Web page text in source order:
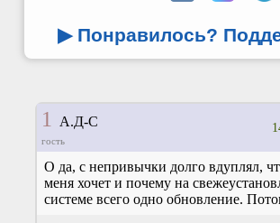
▶ Понравилось?
1 А.Д-С
гость
О да, с непривычки долго вдуплял,
меня хочет и почему на
системе всего одно обновление.